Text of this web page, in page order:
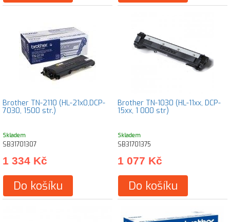
Brother TN-2110 (HL-21x0,DCP-
7030, 1500 str.)
Skladem
SB31701307
1 334 Kč
Do košíku
Brother TN-1030 (HL-11xx, DCP-
15xx, 1 000 str)
Skladem
SB31701375
1 077 Kč
Do košíku